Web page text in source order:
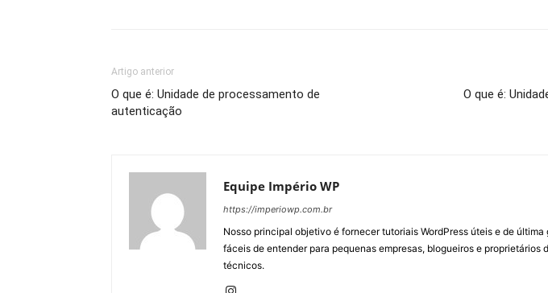
Artigo anterior
O que é: Unidade de processamento de
autenticação
O que é:
Equipe Império WP
https://imperiowp.com.br
Nosso principal objetivo é fornecer tutoriais WordPress úteis e de última
fáceis de entender para pequenas empresas, blogueiros e proprietários
técnicos.